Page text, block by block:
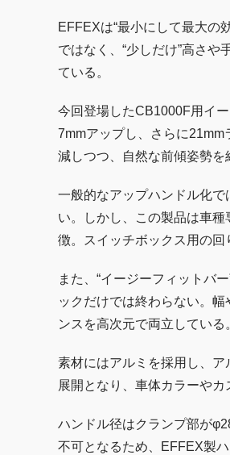
EFFEXは“最小にして最大の
ではなく、“少しだけ”高さ
ている。
今回登場したCB1000F用イ
7mmアップし、さらに
減しつつ、自然な前傾姿勢を
一般的なアップハンドル化
い。しかし、この製品は車
徴。スイッチボックス用の回
また、“イージーフィットバ
ックだけでは終わらない。
ンスを高次元で両立している
素材にはアルミを採用し、
展開となり、車体カラーや
ハンドル径はクランプ部が
不可となるため、EFFEX製